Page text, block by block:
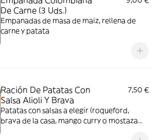
De Carne (3 Uds.)
Empanadas de masa de maiz, rellena de
carne y patata
Ración De Patatas Con
Salsa Alioli Y Brava
7,50 €
Patatas con salsas a elegir (roqueford,
brava de la casa, mango curry o mostaza